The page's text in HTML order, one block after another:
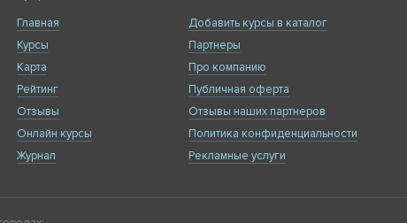
Главная
Курсы
Карта
Рейтинг
Отзывы
Онлайн курсы
Журнал
Добавить курсы в каталог
Партнеры
Про компанию
Публичная оферта
Отзывы наших партнеров
Политика конфиденциальности
Рекламные услуги